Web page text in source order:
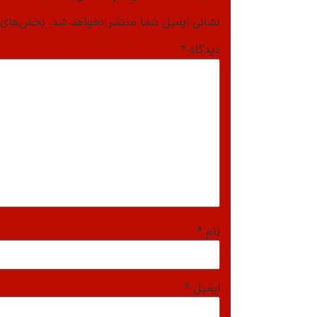
نشانی ایمیل شما منتشر نخواهد شد. بخش‌های
دیدگاه *
نام *
ایمیل *